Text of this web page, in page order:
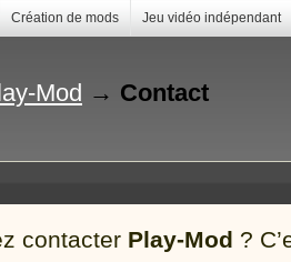
Création de mods Jeu vidéo indépendant
Mod → Contact
contacter Play-Mod ?